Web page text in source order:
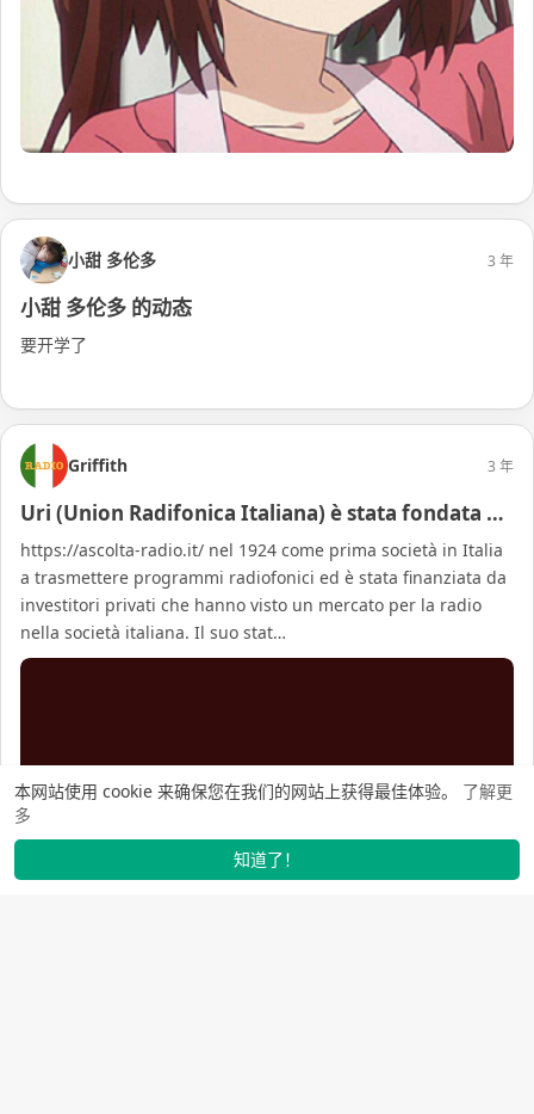
本网站使用 cookie 来确保您在我们的网站上获得最佳体验。 了解更
多
知道了！
小甜 多伦多 3 年
小甜 多伦多 的动态
要开学了
Griffith 3 年
Uri (Union Radifonica Italiana) è stata fondata …
https://ascolta-radio.it/ nel 1924 come prima società in Italia
a trasmettere programmi radiofonici ed è stata finanziata da
investitori privati che hanno visto un mercato per la radio
nella società italiana. Il suo stat…
发布